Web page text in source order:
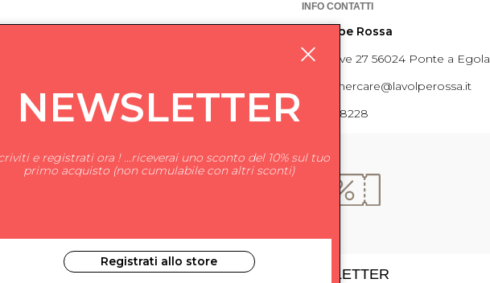
INFO CONTATTI
La Volpe Rossa
Via Piave 27 56024 Ponte a Egola
customercare@lavolperossa.it
0571498228
ISCRIVITI ALLA NEWSLETTER
NEWSLETTER
e registrati ora ! ...riceverai uno sconto del 10% sul tuo
primo acquisto (non cumulabile con altri sconti)
Registrati allo store